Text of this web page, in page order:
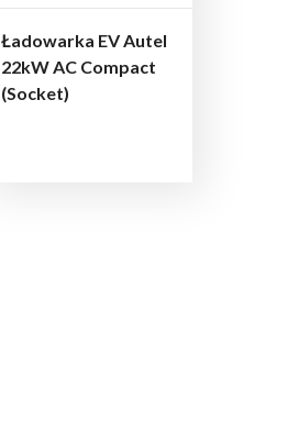
Ładowarka EV Autel
22kW AC Compact
(Socket)